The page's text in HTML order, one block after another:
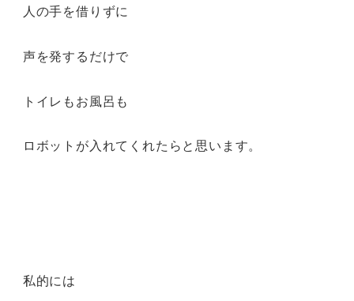
人の手を借りずに
声を発するだけで
トイレもお風呂も
ロボットが入れてくれたらと思います。
私的には